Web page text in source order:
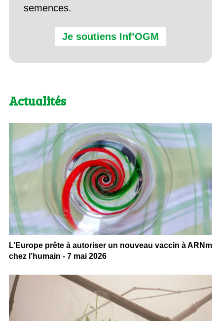
semences.
Je soutiens Inf’OGM
Actualités
L’Europe prête à autoriser un nouveau vaccin à ARNm
chez l’humain - 7 mai 2026